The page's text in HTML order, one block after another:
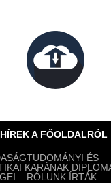
A FŐOLDALRÓL
ÉS
KARÁNAK
– RÓLUNK ÍRTÁK